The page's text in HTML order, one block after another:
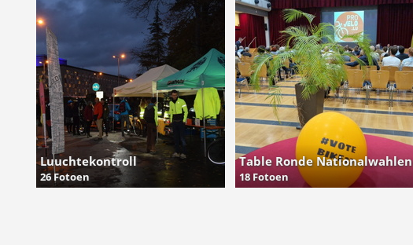
Luuchtekontroll
26 Fotoen
Table Ronde Nationalwahlen
18 Fotoen